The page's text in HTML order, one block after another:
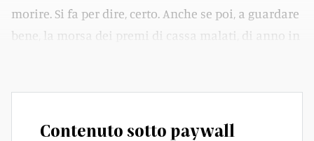
morire. Si fa per dire, certo. Anche se poi, a guardare
bene, la morsa dei premi di cassa malati, di anno in
Contenuto sotto paywall